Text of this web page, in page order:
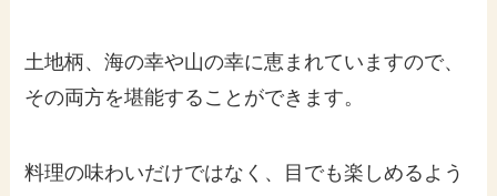
土地柄、海の幸や山の幸に恵まれていますので、
その両方を堪能することができます。
料理の味わいだけではなく、目でも楽しめるよう